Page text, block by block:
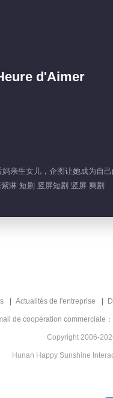
d'Aimer
亲生女儿，企图让她成为自
淋 短剧 竖屏短剧 竖屏 爽剧
Actualités de l'entreprise
de coopération commerciale
Copyright 2006-
Hunan Happy Sunshine